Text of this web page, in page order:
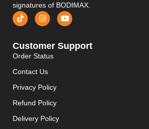
signatures of BODIMAX.
Customer Support
Order Status
Contact Us
Privacy Policy
Refund Policy
Delivery Policy